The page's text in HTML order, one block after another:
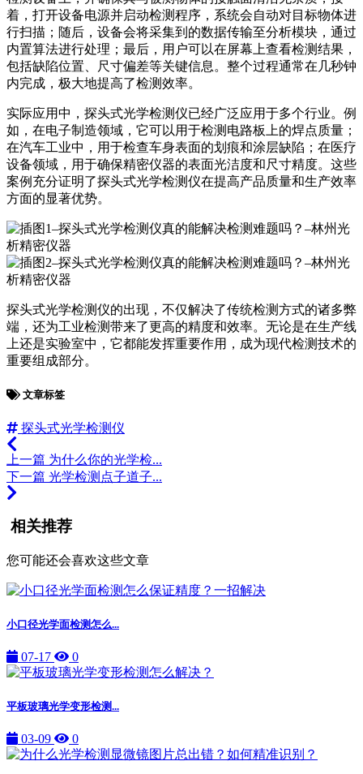
着，打开设备电源并启动检测程序，系统会自动对目标物体进
行扫描；随后，设备会将采集到的数据传输至分析模块，通过
内置算法进行处理；最后，用户可以在屏幕上查看检测结果，
包括缺陷位置、尺寸偏差等关键信息。整个过程通常在几秒钟
内完成，极大地提高了检测效率。
实际应用中，探头式光学检测仪已经广泛应用于多个行业。例
如，在电子制造领域，它可以用于检测电路板上的焊点质量；
在汽车工业中，用于检查车身表面的划痕和涂层缺陷；在医疗
设备领域，用于确保精密仪器的表面光洁度和尺寸精度。这些
案例充分证明了探头式光学检测仪在提高产品质量和生产效率
方面的显著优势。
探头式光学检测仪的出现，不仅解决了传统检测方式的诸多弊
端，还为工业检测带来了更高的精度和效率。无论是在生产线
上还是实验室中，它都能发挥重要作用，成为现代检测技术的
重要组成部分。
文章标签
探头式光学检测仪
上一篇 为什么你的光学检...
下一篇 光学检测点子道子...
相关推荐
您可能还会喜欢这些文章
小口径光学面检测怎么...
07-17 0
平板玻璃光学变形检测...
03-09 0